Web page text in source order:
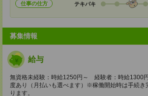
仕事の仕方 テキパキ
募集情報
給与
無資格未経験：時給1250円～ 経験者：時給1300
度あり（月払いも選べます）※稼働開始時は手続き
ります。